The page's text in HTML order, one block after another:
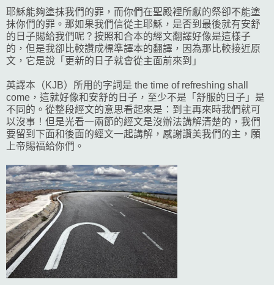
耶穌能夠塗抹我們的罪，而你們在聖殿裡所獻的祭卻不能塗
抹你們的罪。那如果我們信從主耶穌，是否到最後就有安舒
的日子賜給我們呢？按照和合本的經文翻譯好像是這樣子
的，但是我卻比較讚成標準譯本的翻譯，因為那比較接近原
文，它是說「更新的日子就會從主面前來到」
英譯本（KJB）所用的字詞是 the time of refreshing shall
come，這就好像和安舒的日子，至少不是「舒服的日子」是
不同的。從整段經文的意思看起來是：到主再來時我們就可
以沒事！但是光看一兩節的經文是沒辦法講解清楚的，我們
要留到下面和後面的經文一起講解，感謝讚美我們的主，願
上帝賜福給你們。